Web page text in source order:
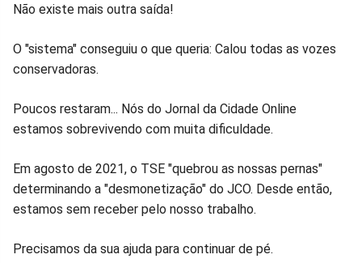
Não existe mais outra saída!
O "sistema" conseguiu o que queria: Calou todas as vozes
conservadoras.
Poucos restaram... Nós do Jornal da Cidade Online
estamos sobrevivendo com muita dificuldade.
Em agosto de 2021, o TSE "quebrou as nossas pernas"
determinando a "desmonetização" do JCO. Desde então,
estamos sem receber pelo nosso trabalho.
Precisamos da sua ajuda para continuar de pé.